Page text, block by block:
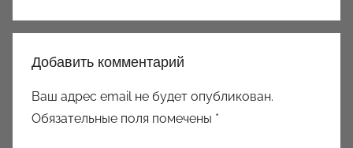
Добавить комментарий
Ваш адрес email не будет опубликован.
Обязательные поля помечены *